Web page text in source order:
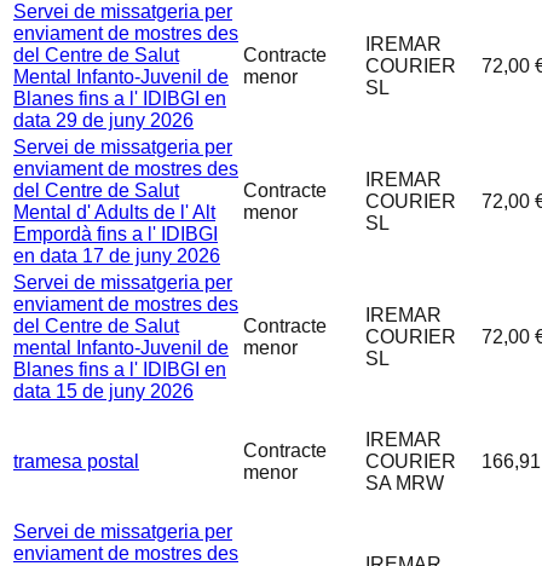
Servei de missatgeria per
enviament de mostres des
del Centre de Salut
Mental Infanto-Juvenil de
Blanes fins a l' IDIBGI en
data 29 de juny 2026
Contracte
menor
IREMAR
COURIER
SL
72,00
Servei de missatgeria per
enviament de mostres des
del Centre de Salut
Mental d' Adults de l' Alt
Empordà fins a l' IDIBGI
en data 17 de juny 2026
Contracte
menor
IREMAR
COURIER
SL
72,00
Servei de missatgeria per
enviament de mostres des
del Centre de Salut
mental Infanto-Juvenil de
Blanes fins a l' IDIBGI en
data 15 de juny 2026
Contracte
menor
IREMAR
COURIER
SL
72,00
tramesa postal
Contracte
menor
IREMAR
COURIER
SA MRW
Servei de missatgeria per
enviament de mostres des